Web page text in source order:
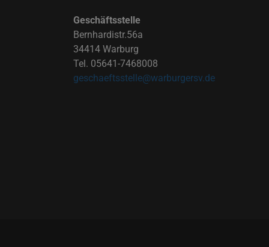
Geschäftsstelle
Bernhardistr.56a
34414 Warburg
Tel. 05641-7468008
geschaeftsstelle@warburgersv.de